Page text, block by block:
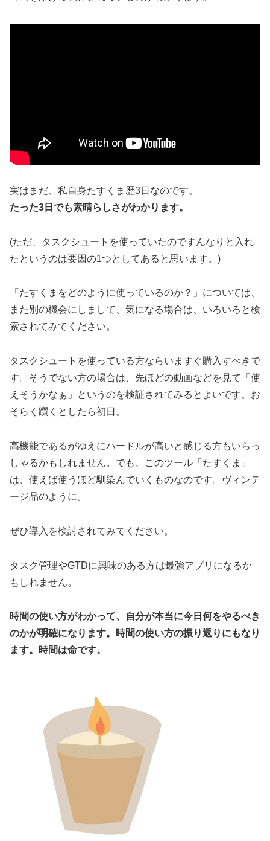
実はまだ、私自身たすくま歴3日なのです。
たった3日でも素晴らしさがわかります。
(ただ、タスクシュートを使っていたのですんなりと入れ
たというのは要因の1つとしてあると思います。)
「たすくまをどのように使っているのか？」については、
また別の機会にしまして、気になる場合は、いろいろと検
索されてみてください。
タスクシュートを使っている方ならいますぐ購入すべきで
す。そうでない方の場合は、先ほどの動画などを見て「使
えそうかなぁ」というのを検証されてみるとよいです。お
そらく躓くとしたら初日。
高機能であるがゆえにハードルが高いと感じる方もいらっ
しゃるかもしれません。でも、このツール「たすくま」
は、 使えば使うほど馴染んでいく ものなのです。ヴィンテ
ージ品のように。
ぜひ導入を検討されてみてください。
タスク管理やGTDに興味のある方は最強アプリになるか
もしれません。
時間の使い方がわかって、自分が本当に今日何をやるべき
のかが明確になります。時間の使い方の振り返りにもなり
ます。時間は命です。